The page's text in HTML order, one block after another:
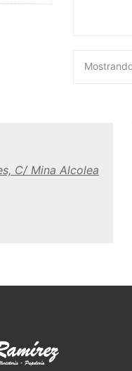
C/ Mina Alcolea